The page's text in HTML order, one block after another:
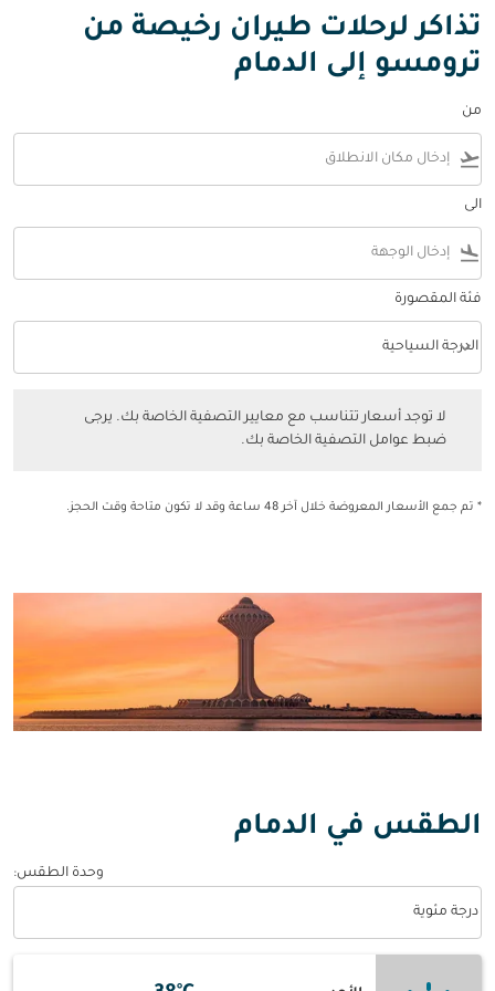
تذاكر لرحلات طيران رخيصة من
ترومسو إلى الدمام
من
flight_takeoff
الى
flight_land
فئة المقصورة
فئة المقصورة option الدرجة السياحية Selected
الدرجة السياحية
keyboard_arrow_down
لا توجد أسعار تتناسب مع معايير التصفية الخاصة بك. يرجى
ضبط عوامل التصفية الخاصة بك.
* تم جمع الأسعار المعروضة خلال آخر 48 ساعة وقد لا تكون متاحة وقت الحجز.
الطقس في الدمام
وحدة الطقس:
درجة مئوية